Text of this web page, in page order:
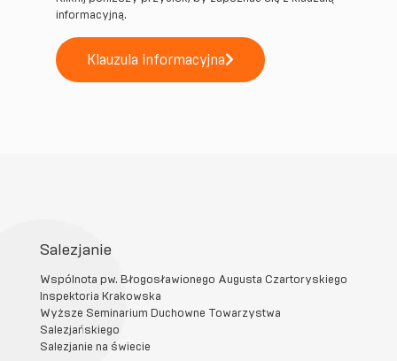
informacyjną.
Klauzula informacyjna
Salezjanie
Wspólnota pw. Błogosławionego Augusta Czartoryskiego
Inspektoria Krakowska
Wyższe Seminarium Duchowne Towarzystwa
Salezjańskiego
Salezjanie na świecie